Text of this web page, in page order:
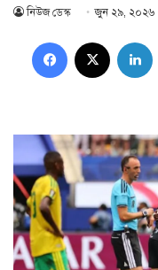
নিউজ ডেস্ক জুন ২৯, ২০২৬
Facebook